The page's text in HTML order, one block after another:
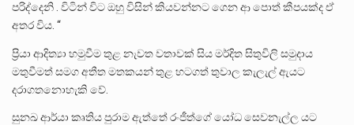
පරිද්දෙනි . විටින් විට ඔහු විසින් කියවන්නට ගෙන ආ පොත් කීපයක්ද ඒ
අතර විය. “
ප්‍රියා ආදිත්‍යා හමුවීම තුළ නැවත වතාවක් සිය මර්දිත සිතුවිලි සමුදාය
මතුවීමත් සමග අතීත මතකයන් තුළ හටගත් තුවාල කැලැල් ඇයට
දරාගතනොහැකි වේ.
සුනඛ ආර්යා කෘතිය පුරාම ඇත්තේ රංජීත්ගේ යෝධ සෙවනැල්ල යට